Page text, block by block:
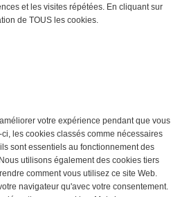
et les visites répétées. En cliquant sur
de TOUS les cookies.
votre expérience pendant que vous
les cookies classés comme nécessaires
sont essentiels au fonctionnement des
utilisons également des cookies tiers
comment vous utilisez ce site Web.
navigateur qu'avec votre consentement.